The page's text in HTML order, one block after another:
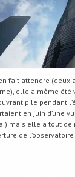
fait attendre (deux
elle a même été
pile pendant
en juin d’une
mais elle a tout de
de